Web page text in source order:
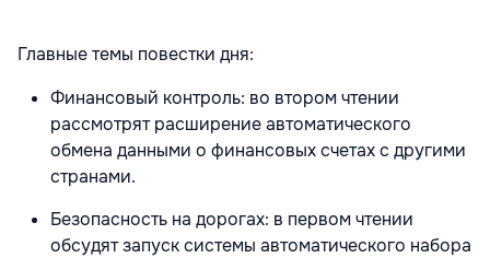
Главные темы повестки дня:
Финансовый контроль: во втором чтении
рассмотрят расширение автоматического
обмена данными о финансовых счетах с другими
странами.
Безопасность на дорогах: в первом чтении
обсудят запуск системы автоматического набора